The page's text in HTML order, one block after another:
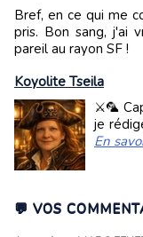
Bref, en ce qui me
pris. Bon sang, j'ai
pareil au rayon SF !
Koyolite Tseila
⚔️🦜
je
En
💬 VOS